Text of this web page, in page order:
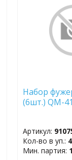
Набор
(6шт.) QM-
Артикул:
Кол-во в уп.: 4
Мин. партия: 1